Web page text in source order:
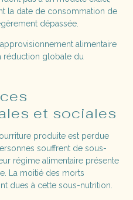
la date de consommation de
dépassée.
alimentaire
réduction globale du
et sociales
produite est perdue
souffrent de sous-
régime alimentaire présente
La moitié des morts
dues à cette sous-nutrition.